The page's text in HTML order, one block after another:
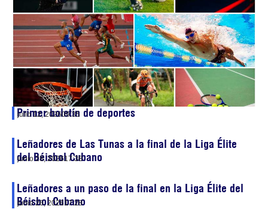
Primer boletín de deportes
julio 12, 202609:35
Leñadores de Las Tunas a la final de la Liga Élite
del Béisbol Cubano
junio 28, 202617:38
Leñadores a un paso de la final en la Liga Élite del
Béisbol Cubano
junio 26, 202617:28